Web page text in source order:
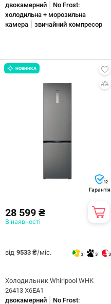
двокамерний
No Frost:
холодильна + морозильна
камера
звичайний компресор
НОВИНКА
12
Гарантія
28 599 ₴
В наявності
від 9533 ₴/міс. 3 3 3
Холодильник Whirlpool WHK
26413 X6EA1
двокамерний
No Frost: